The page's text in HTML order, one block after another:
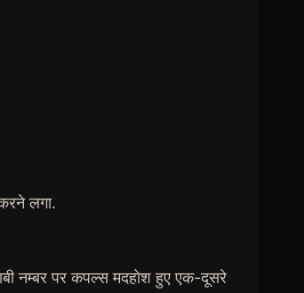
लगा.
नम्बर पर कपल्स मदहोश हुए एक-दूसरे